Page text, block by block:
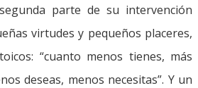
parte de su intervención
virtudes y pequeños placeres,
“cuanto menos tienes, más
deseas, menos necesitas”. Y un